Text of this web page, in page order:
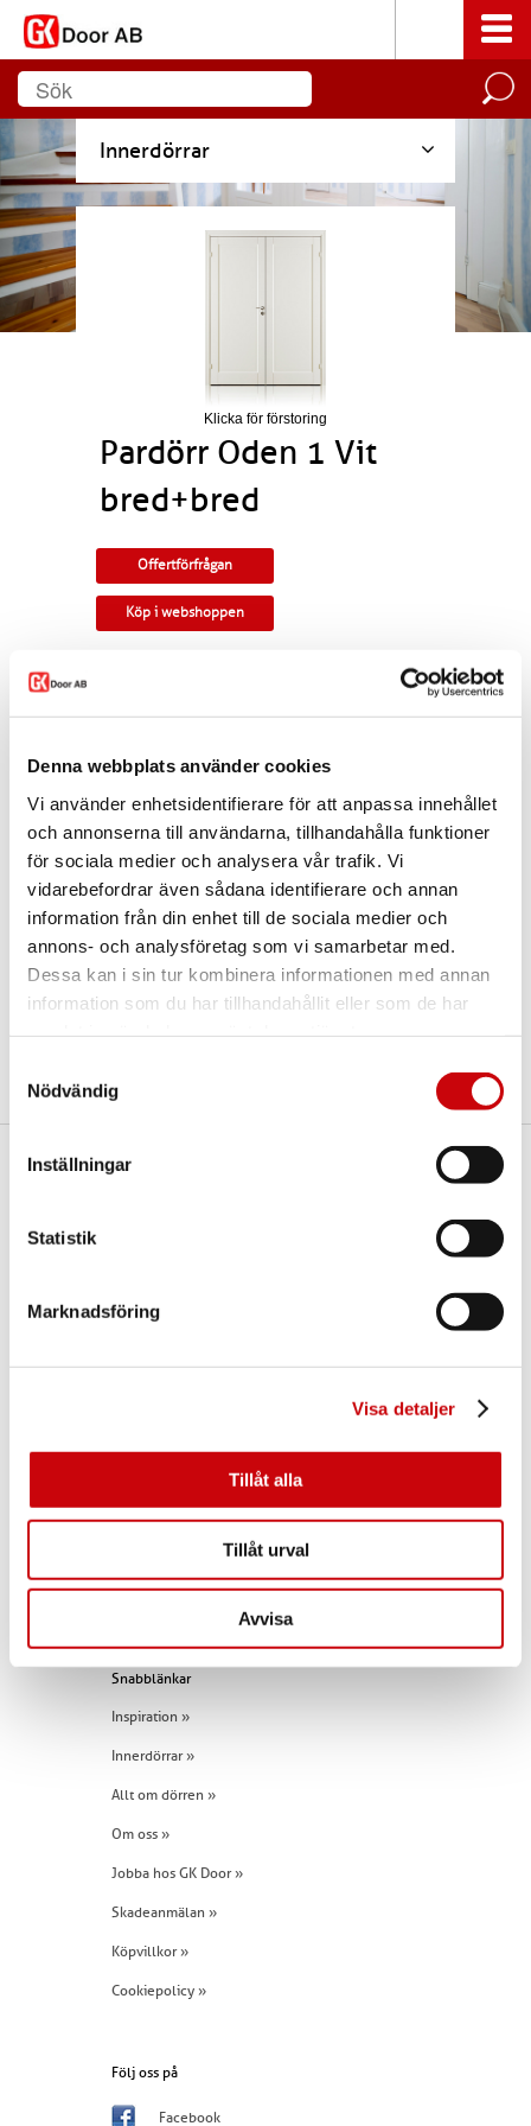
Denna webbplats använder cookies
Vi använder enhetsidentifierare för att anpassa innehållet
och annonserna till användarna, tillhandahålla funktioner
för sociala medier och analysera vår trafik. Vi
vidarebefordrar även sådana identifierare och annan
information från din enhet till de sociala medier och
annons- och analysföretag som vi samarbetar med.
Dessa kan i sin tur kombinera informationen med annan
information som du har tillhandahållit eller som de har
Nödvändig
Inställningar
Statistik
Marknadsföring
Visa detaljer
Tillåt alla
Tillåt urval
Avvisa
Innerdörrar
Klicka för förstoring
Pardörr Oden 1 Vit
bred+bred
Offertförfrågan
Köp i webshoppen
till gammal standard, tappbärande gångjärn,
valfri kulör, egna idéer. Modellen finns som
enkeldörr, pardörr i lika eller olika delning,
skjutdörr samt parskjutdörr.
Varianten finns att köpa i webshoppen. I
offertförfrågan väljer du mått, ytbehandling,
karmsamttrycke.
Kontakta oss via eller
några funderingar eller särskilda önskemål.
Kontakta oss
info@gkdoor.se
Tel:+46 (0)960 - 203 25
Snabblänkar
Inspiration »
Innerdörrar »
Allt om dörren »
Om oss »
Jobba hos GK Door »
Skadeanmälan »
Köpvillkor »
Cookiepolicy »
Följ oss på
Facebook